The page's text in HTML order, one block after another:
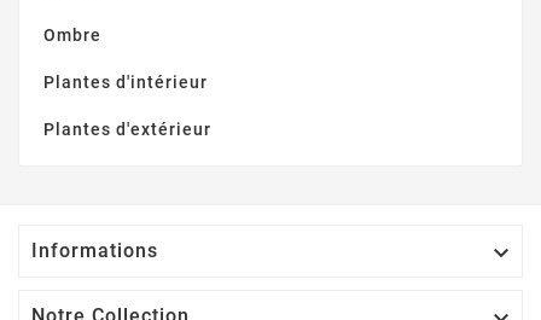
Ombre
Plantes d'intérieur
Plantes d'extérieur
Informations 